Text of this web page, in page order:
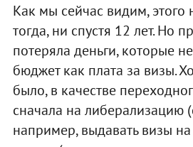
Как мы сейчас видим, этого
тогда, ни спустя 12 лет. Но
потеряла деньги, которые
бюджет как плата за визы.
было, в качестве
сначала на либерализацию
например, выдавать визы